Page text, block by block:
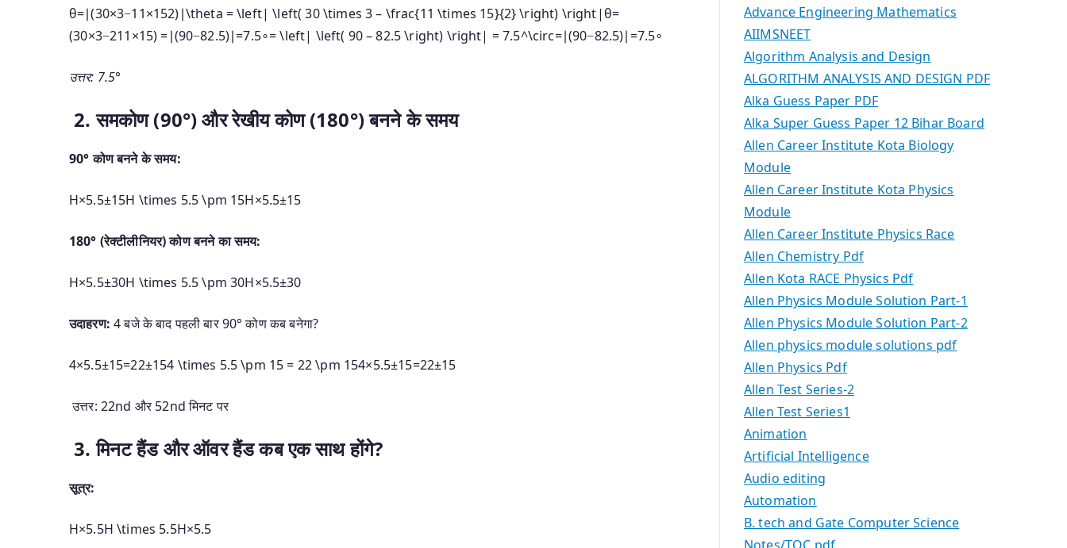
θ=∣(30×3−11×152)∣\theta = \left| \left( 30 \times 3 – \frac{11 \times 15}{2} \right) \right|θ=
(30×3−211 ×15)=∣(90−82.5)∣=7.5∘= \left| \left( 90 – 82.5 \right) \right| = 7.5^\circ=∣(90−82.5)∣=7.5∘
उत्तर: 7.5°
2. समकोण (90°) और रेखीय कोण (180°) बनने के समय
90° कोण बनने के समय:
H×5.5±15H \times 5.5 \pm 15H×5.5±15
180° (रेक्टीलीनियर) कोण बनने का समय:
H×5.5±30H \times 5.5 \pm 30H×5.5±30
उदाहरण: 4 बजे के बाद पहली बार 90° कोण कब बनेगा?
4×5.5±15=22±154 \times 5.5 \pm 15 = 22 \pm 154×5.5±15=22±15
उत्तर: 22nd और 52nd मिनट पर
3. मिनट हैंड और ऑवर हैंड कब एक साथ होंगे?
सूत्र:
H×5.5H \times 5.5H×5.5
Advance Engineering Mathematics
AIIMSNEET
Algorithm Analysis and Design
ALGORITHM ANALYSIS AND DESIGN PDF
Alka Guess Paper PDF
Alka Super Guess Paper 12 Bihar Board
Allen Career Institute Kota Biology
Module
Allen Career Institute Kota Physics
Module
Allen Career Institute Physics Race
Allen Chemistry Pdf
Allen Kota RACE Physics Pdf
Allen Physics Module Solution Part-1
Allen Physics Module Solution Part-2
Allen physics module solutions pdf
Allen Physics Pdf
Allen Test Series-2
Allen Test Series1
Animation
Artificial Intelligence
Audio editing
Automation
B. tech and Gate Computer Science